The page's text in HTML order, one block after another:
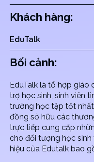
Khách hàng:
EduTalk
Bối cảnh:
EduTalk là tổ hợp
trợ học sinh, sinh viên
trường học tập tốt
đồng sở hữu các
trực tiếp cung cấp
cho đối tượng học sinh
hiệu của Edutalk bao